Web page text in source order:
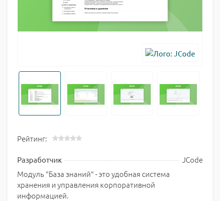
Рейтинг:
Разработчик
JCode
Модуль "База знаний" - это удобная система
хранения и управления корпоративной
информацией.